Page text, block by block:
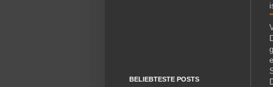
BELIEBTESTE POSTS